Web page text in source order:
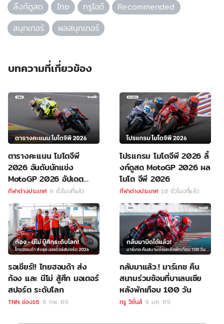
ลิ้งก์ดูสด
ไทย ทรูไอดี
Recommended
สนุกเกอร์
ผลสนุกเกอร์
บทความที่เกี่ยวข้อง
ตารางคะแนน โมโตจีพี
2026 อันดับนักแข่ง
MotoGP 2026 อัปเดต
ล่าสุด
กีฬาต่างประเทศ 9 ชั่วโมงที่แล้ว
โปรแกรม โมโตจีพี 2026 ลิ้
งก์ดูสด MotoGP 2026 ผล
โมโต จีพี 2026
กีฬาต่างประเทศ 10 ชั่วโมงที่แล้ว
รอเชียร์!! ไทยฮอนด้า ส่ง
ก้อง และ นีโม่ สู้ศึก มอเตอร์
สปอร์ต ระดับโลก
TNN ช่อง16 6 ก.พ. 69
กลับมาแล้ว.! มาร์เกซ คืน
สนามร่วมซ้อมที่บาเลนเซีย
หลังพักเกือบ 100 วัน
ทรู วิชั่นส์ 9 ม.ค. 69